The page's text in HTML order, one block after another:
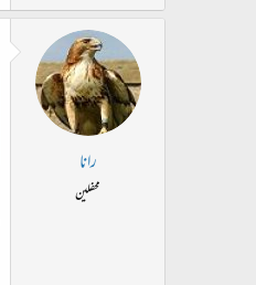
رانا
محفلین